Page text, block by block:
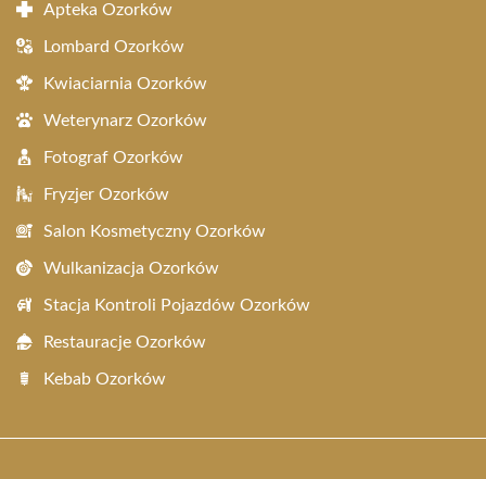
Apteka Ozorków
Lombard Ozorków
Kwiaciarnia Ozorków
Weterynarz Ozorków
Fotograf Ozorków
Fryzjer Ozorków
Salon Kosmetyczny Ozorków
Wulkanizacja Ozorków
Stacja Kontroli Pojazdów Ozorków
Restauracje Ozorków
Kebab Ozorków